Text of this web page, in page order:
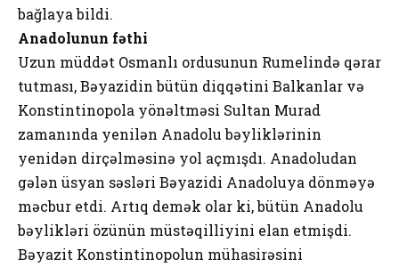
bağlaya bildi.
Anadolunun fəthi
Uzun müddət Osmanlı ordusunun Rumelində qərar
tutması, Bəyazidin bütün diqqətini Balkanlar və
Konstintinopola yönəltməsi Sultan Murad
zamanında yenilən Anadolu bəyliklərinin
yenidən dirçəlməsinə yol açmışdı. Anadoludan
gələn üsyan səsləri Bəyazidi Anadoluya dönməyə
məcbur etdi. Artıq demək olar ki, bütün Anadolu
bəylikləri özünün müstəqilliyini elan etmişdi.
Bəyazit Konstintinopolun mühasirəsini